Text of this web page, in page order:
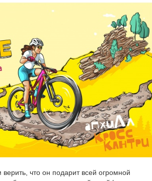
что он подарит всей огромной